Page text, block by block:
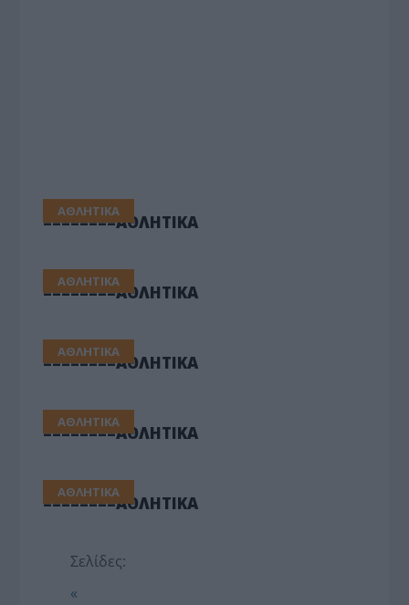
ΑΘΛΗΤΙΚΑ
========ΑΘΛΗΤΙΚΑ
ΑΘΛΗΤΙΚΑ
========ΑΘΛΗΤΙΚΑ
ΑΘΛΗΤΙΚΑ
========ΑΘΛΗΤΙΚΑ
ΑΘΛΗΤΙΚΑ
========ΑΘΛΗΤΙΚΑ
ΑΘΛΗΤΙΚΑ
========ΑΘΛΗΤΙΚΑ
Σελίδες:
«